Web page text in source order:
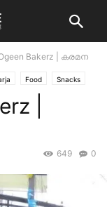
Bakerz | കരമന
Food Snacks
|
0
649